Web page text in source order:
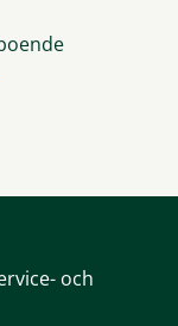
och